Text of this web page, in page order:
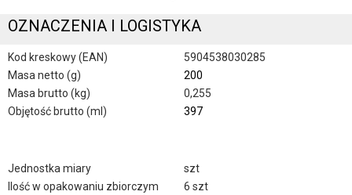
OZNACZENIA I LOGISTYKA
Kod kreskowy (EAN)
5904538030285
Masa netto (g)
200
Masa brutto (kg)
0,255
Objętość brutto (ml)
397
Jednostka miary
szt
Ilość w opakowaniu zbiorczym
6 szt